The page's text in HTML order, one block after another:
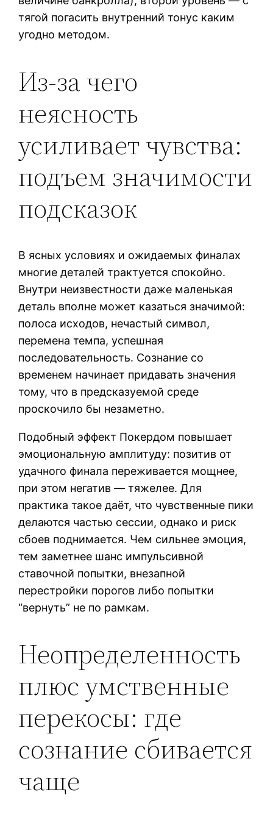
тягой погасить внутренний тонус каким
угодно методом.
Из-за чего
неясность
усиливает чувства:
подъем значимости
подсказок
В ясных условиях и ожидаемых финалах
многие деталей трактуется спокойно.
Внутри неизвестности даже маленькая
деталь вполне может казаться значимой:
полоса исходов, нечастый символ,
перемена темпа, успешная
последовательность. Сознание со
временем начинает придавать значения
тому, что в предсказуемой среде
проскочило бы незаметно.
Подобный эффект Покердом повышает
эмоциональную амплитуду: позитив от
удачного финала переживается мощнее,
при этом негатив — тяжелее. Для
практика такое даёт, что чувственные пики
делаются частью сессии, однако и риск
сбоев поднимается. Чем сильнее эмоция,
тем заметнее шанс импульсивной
ставочной попытки, внезапной
перестройки порогов либо попытки
“вернуть” не по рамкам.
Неопределенность
плюс умственные
перекосы: где
сознание сбивается
чаще